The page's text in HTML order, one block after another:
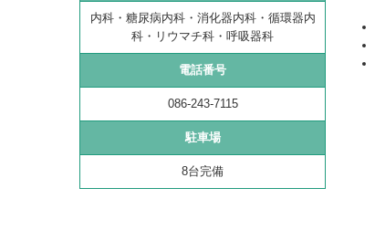
内科・糖尿病内科・消化器内科・ 循環器内
科・リウマチ科・呼吸器科
電話番号
086-243-7115
駐車場
8台完備